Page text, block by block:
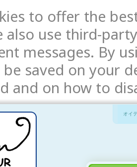
to offer the
also use third-
messages. By
be saved on your
and on how to
オイ